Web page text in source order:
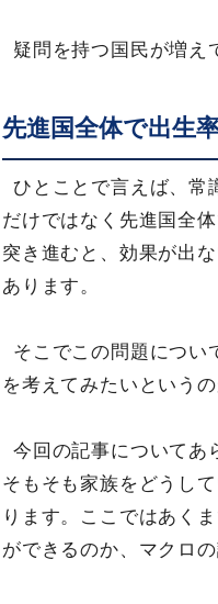
疑問を持つ国民が増え
先進国全体で出生
ひとことで言えば、常
だけではなく先進国全
突き進むと、効果が出
あります。
そこでこの問題につい
を考えてみたいという
今回の記事についてあ
そもそも家族をどうし
ります。ここではあく
ができるのか、マクロ